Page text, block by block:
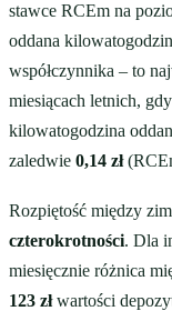
stawce RCEm na
oddana
współczynnika – to
miesiącach letnich, gdy
kilowatogodzina
zaledwie 0,14 zł
Rozpiętość między
czterokrotności. Dla
miesięcznie różnica
123 złwartości